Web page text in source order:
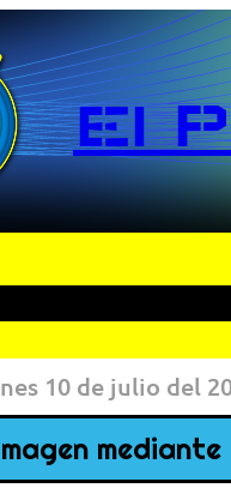
El
10 de julio del
mediante